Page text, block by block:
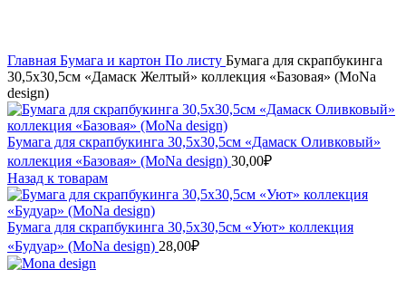
Главная Бумага и картон По листу Бумага для скрапбукинга
30,5х30,5см «Дамаск Желтый» коллекция «Базовая» (MoNa
design)
Бумага для скрапбукинга 30,5х30,5см «Дамаск Оливковый»
коллекция «Базовая» (MoNa design) 30,00₽
Назад к товарам
Бумага для скрапбукинга 30,5х30,5см «Уют» коллекция
«Будуар» (MoNa design) 28,00₽